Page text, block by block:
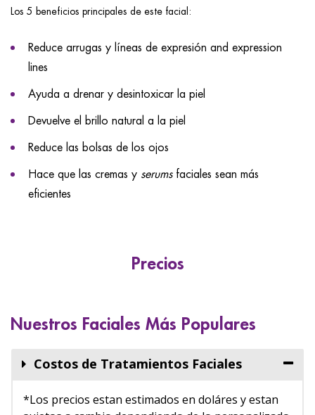
Los 5 beneficios principales de este facial:
Reduce arrugas y líneas de expresión and expression
lines
Ayuda a drenar y desintoxicar la piel
Devuelve el brillo natural a la piel
Reduce las bolsas de los ojos
Hace que las cremas y serums faciales sean más
eficientes
Precios
Nuestros Faciales Más Populares
Costos de Tratamientos Faciales
*Los precios estan estimados en doláres y estan